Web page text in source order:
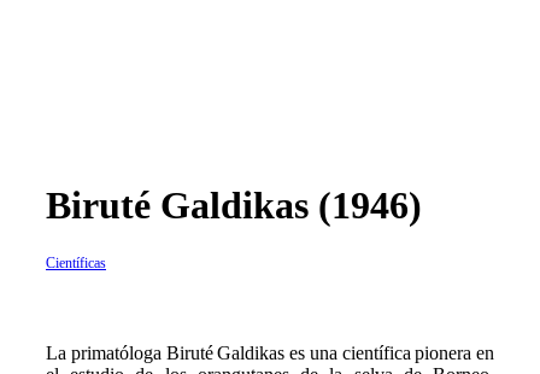
Biruté Galdikas (1946)
Científicas
La primatóloga Biruté Galdikas es una científica pionera en